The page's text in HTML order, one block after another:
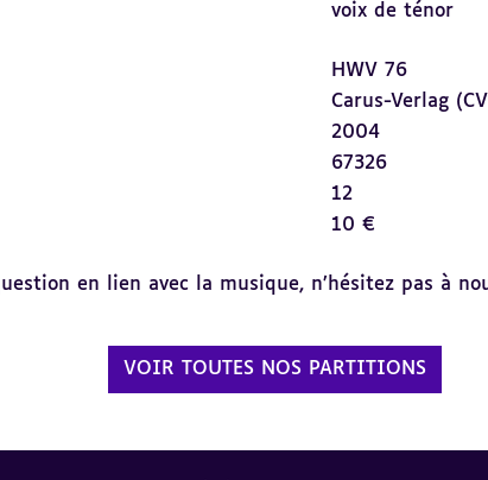
voix de ténor
HWV 76
Carus-Verlag
2004
67326
12
10 €
en lien avec la musique, n’hésitez pas à
VOIR TOUTES NOS PARTITIONS